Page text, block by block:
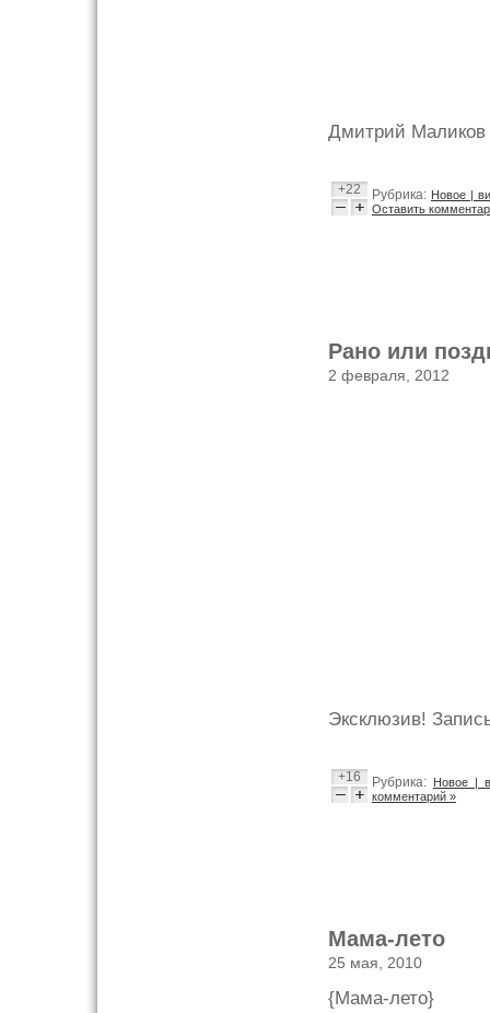
Дмитрий Маликов
+22 Рубрика: Новое |
Оставить
Рано или
2 февраля, 2012
Эксклюзив!
+16 Рубрика: Новое |
комментарий »
Мама-лето
25 мая, 2010
{Мама-лето}